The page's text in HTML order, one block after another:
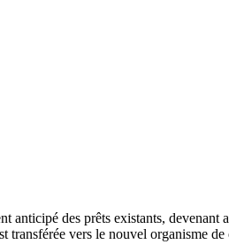
anticipé des prêts existants,
vers le nouvel organisme